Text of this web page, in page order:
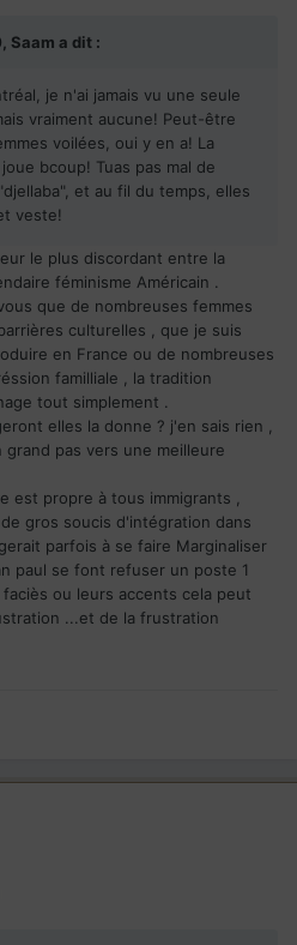
Saam a dit :
je n'ai jamais vu une seule
vraiment aucune! Peut-être
voilées, oui y en a! La
bcoup! Tuas pas mal de
et au fil du temps, elles
veste!
le plus discordant entre la
féminisme Américain .
que de nombreuses femmes
culturelles , que je suis
en France ou de nombreuses
familliale , la tradition
tout simplement .
elles la donne ? j'en sais rien ,
grand pas vers une meilleure
est propre à tous immigrants ,
gros soucis d'intégration dans
parfois à se faire Marginaliser
paul se font refuser un poste 1
ou leurs accents cela peut
...et de la frustration